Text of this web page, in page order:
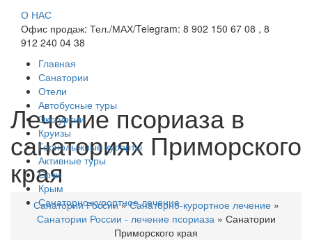
О НАС
Офис продаж: Тел./МАХ/Telegram: 8 902 150 67 08 , 8
912 240 04 38
Главная
Санатории
Отели
Автобусные туры
Экскурсии
Круизы
Горнолыжные курорты
Активные туры
Сочи
Крым
Санаторно-курортное лечение
Лечение псориаза в
санаториях Приморского
края
Санатории России»Санаторно-курортное лечение»
Санатории России - лечение псориаза» Санатории
Приморского края